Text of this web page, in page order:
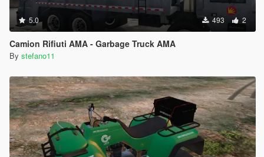
5.0 493 2
Camion Rifiuti AMA - Garbage Truck AMA
By stefano11